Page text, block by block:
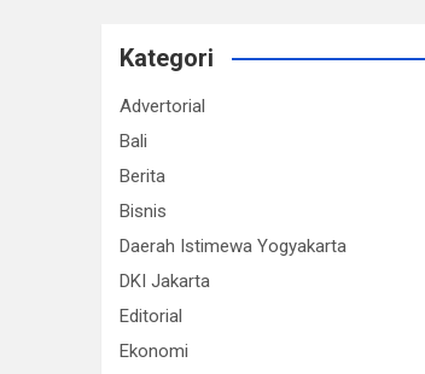
Kategori
Advertorial
Bali
Berita
Bisnis
Daerah Istimewa Yogyakarta
DKI Jakarta
Editorial
Ekonomi